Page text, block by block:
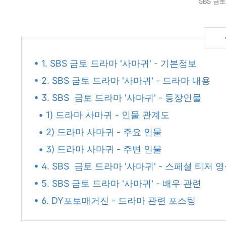
• 1. SBS 금토 드라마 '사마귀' - 기본정보
• 2. SBS 금토 드라마 '사마귀' - 드라마 내용
• 3. SBS 금토 드라마 '사마귀' - 등장인물
• 1) 드라마 사마귀 - 인물 관계도
• 2) 드라마 사마귀 - 주요 인물
• 3) 드라마 사마귀 - 주변 인물
• 4. SBS 금토 드라마 '사마귀' - 스페셜 티저
• 5. SBS 금토 드라마 '사마귀' - 배우 관련
• 6. DY포토매거진 - 드라마 관련 포스팅